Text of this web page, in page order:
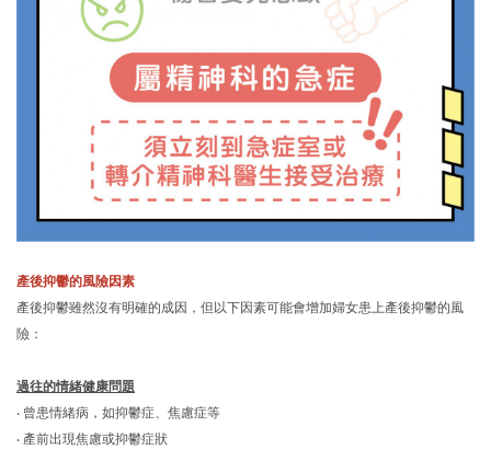
產後抑鬱的風險因素
產後抑鬱雖然沒有明確的成因，但以下因素可能會增加婦女患上產後抑鬱的風
險：
過往的情緒健康問題
‧ 曾患情緒病，如抑鬱症、焦慮症等
‧ 產前出現焦慮或抑鬱症狀